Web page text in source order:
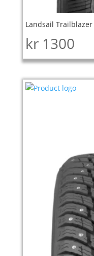
Landsail Trailblazer
kr 1300